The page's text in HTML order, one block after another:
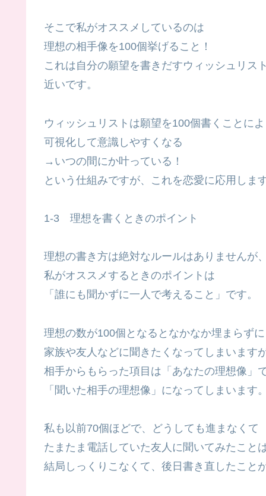
そこで私がオススメしているのは
理想の相手像を100個挙げること！
これは自分の願望を書きだすウィッシュリス
近いです。
ウィッシュリストは願望を100個書くことによ
可視化して意識しやすくなる
→いつの間にか叶っている！
という仕組みですが、これを恋愛に応用します
1-3 理想を書くときのポイント
理想の書き方は絶対なルールはありませんが、
私がオススメするときのポイントは
「誰にも聞かずに一人で考えること」です。
理想の数が100個となるとなかなか埋まらずに
家族や友人などに聞きたくなってしまいますが
相手からもらった項目は「あなたの理想像」
「聞いた相手の理想像」になってしまいます。
私も以前70個ほどで、どうしても進まなくて
たまたま電話していた友人に聞いてみたこと
結局しっくりこなくて、後日書き直したこと